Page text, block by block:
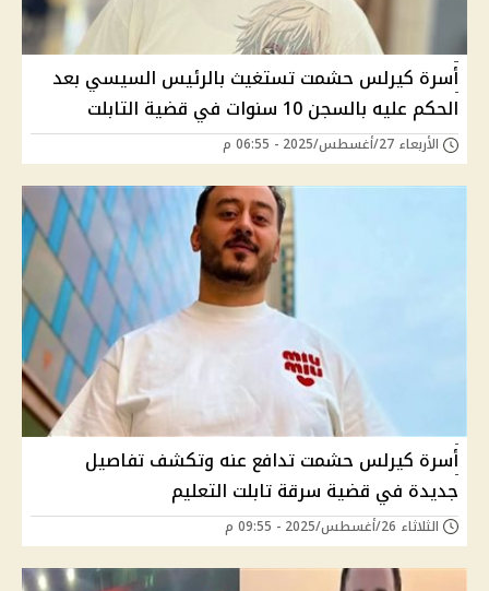
أسرة كيرلس حشمت تستغيث بالرئيس السيسي بعد
الحكم عليه بالسجن 10 سنوات في قضية التابلت
الأربعاء 27/أغسطس/2025 - 06:55 م
أسرة كيرلس حشمت تدافع عنه وتكشف تفاصيل
جديدة في قضية سرقة تابلت التعليم
الثلاثاء 26/أغسطس/2025 - 09:55 م